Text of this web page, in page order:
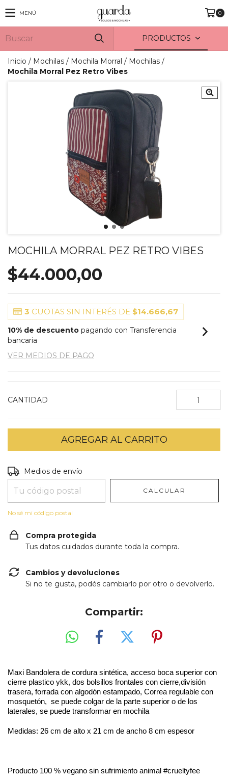
MENÚ 0
PRODUCTOS
Inicio / Mochilas / Mochila Morral / Mochilas /
Mochila Morral Pez Retro Vibes
MOCHILA MORRAL PEZ RETRO VIBES
$44.000,00
3 CUOTAS SIN INTERÉS DE $14.666,67
10% de descuento pagando con Transferencia
bancaria
VER MEDIOS DE PAGO
CANTIDAD
Entregas para el CP:
Medios de envío
CALCULAR
No sé mi código postal
Compra protegida
Tus datos cuidados durante toda la compra.
Cambios y devoluciones
Si no te gusta, podés cambiarlo por otro o devolverlo.
Compartir:
Maxi Bandolera de cordura sintética, acceso boca superior con
cierre plastico ykk, dos bolsillos frontales con cierre,división
trasera, forrada con algodón estampado, Correa regulable con
mosquetón, se puede colgar de la parte superior o de los
laterales, se puede transformar en mochila
Medidas: 26 cm de alto x 21 cm de ancho 8 cm espesor
Producto 100 % vegano sin sufrimiento animal #crueltyfee